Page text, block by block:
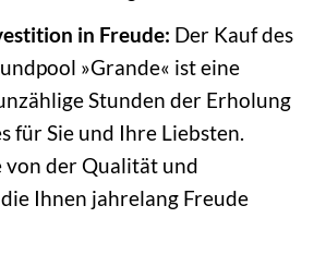
in Freude: Der Kauf des
»Grande« ist eine
Stunden der Erholung
für Sie und Ihre Liebsten.
von der Qualität und
Ihnen jahrelang Freude